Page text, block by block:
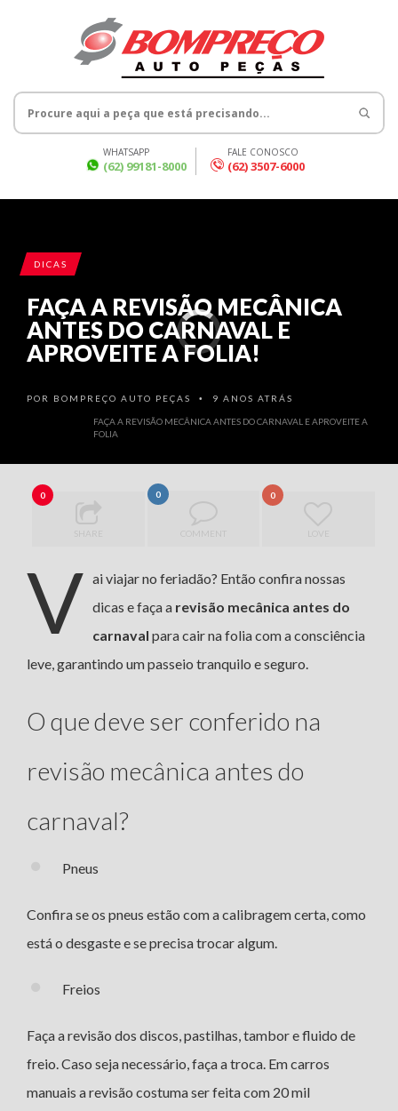
WHATSAPP
(62) 99181-8000
FALE CONOSCO
(62) 3507-6000
FAÇA A REVISÃO MECÂNICA ANTES DO CARNAVAL E APROVEITE A
FOLIA
DICAS
FAÇA A REVISÃO MECÂNICA
ANTES DO CARNAVAL E
APROVEITE A FOLIA!
POR BOMPREÇO AUTO PEÇAS • 9 ANOS ATRÁS
0
SHARE
0
COMMENT
0
V ai viajar no feriadão? Então confira nossas
dicas e faça a revisão mecânica antes do
carnaval para cair na folia com a consciência
leve, garantindo um passeio tranquilo e seguro.
O que deve ser conferido na
revisão mecânica antes do
carnaval?
Pneus
Confira se os pneus estão com a calibragem certa, como
está o desgaste e se precisa trocar algum.
Freios
Faça a revisão dos discos, pastilhas, tambor e fluido de
freio. Caso seja necessário, faça a troca. Em carros
manuais a revisão costuma ser feita com 20 mil